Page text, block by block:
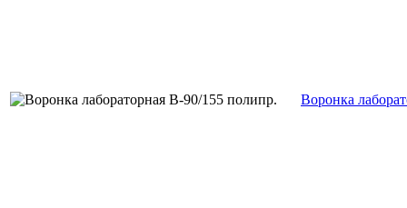
Воронка